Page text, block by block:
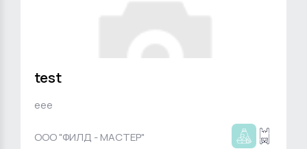
test
eee
ООО "ФИЛД - МАСТЕР"